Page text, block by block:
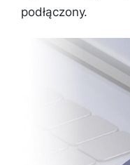
podłączony.